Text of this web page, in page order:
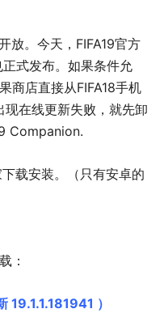
放。今天，FIFA19官方
式发布。如果条件允
商店直接从FIFA18手机
在线更新失败，就先卸
Companion.
载安装。（只有安卓的
：
19.1.1.181941 ）